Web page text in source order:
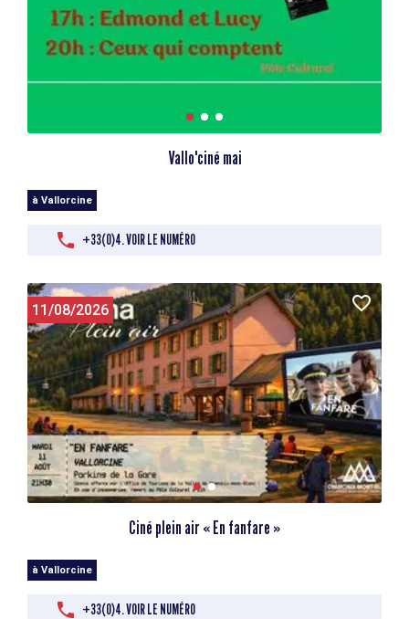
Vallo'ciné mai
à Vallorcine
+33(0)4. VOIR LE NUMÉRO
11/08/2026
Ciné plein air « En fanfare »
à Vallorcine
+33(0)4. VOIR LE NUMÉRO